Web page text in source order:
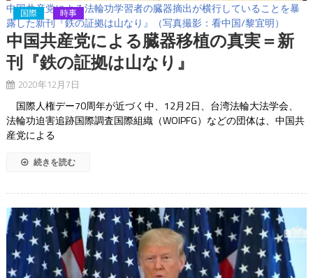
中国共産党による法輪功学習者の臓器摘出が横行していることを暴
露した新刊『鉄の証拠は山なり』（写真撮影：看中国/黎宜明）
国際 時事
中国共産党による臓器移植の真実＝新
刊『鉄の証拠は山なり』
2020年12月7日
国際人権デー70周年が近づく中、12月2日、台湾法輪大法学会、
法輪功迫害追跡国際調査国際組織（WOIPFG）などの団体は、中国共
産党による
続きを読む